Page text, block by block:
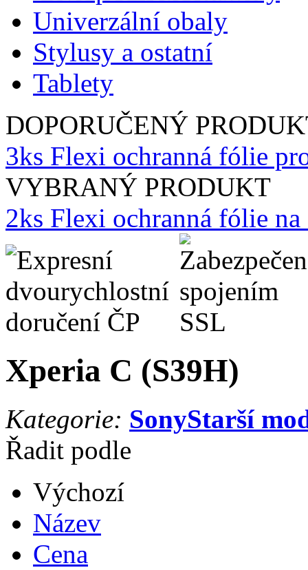
Univerzální obaly
Stylusy a ostatní
Tablety
DOPORUČENÝ
3ks Flexi ochranná fólie
VYBRANÝ PRODUKT
2ks Flexi ochranná fólie
Xperia C (S39H)
Kategorie: SonyStarší
Řadit podle
Výchozí
Název
Cena